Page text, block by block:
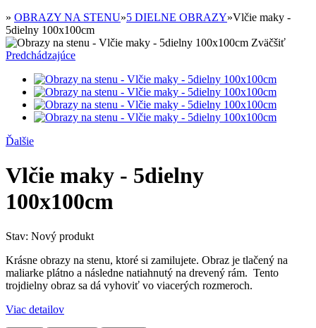
» OBRAZY NA STENU»5 DIELNE OBRAZY»Vlčie maky -
5dielny 100x100cm
Zväčšiť
Predchádzajúce
Ďalšie
Vlčie maky - 5dielny
100x100cm
Stav: Nový produkt
Krásne obrazy na stenu, ktoré si zamilujete. Obraz je tlačený na
maliarke plátno a následne natiahnutý na drevený rám. Tento
trojdielny obraz sa dá vyhoviť vo viacerých rozmeroch.
Viac detailov